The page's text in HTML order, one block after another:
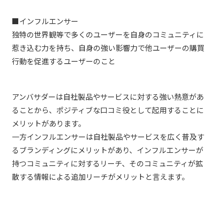
■インフルエンサー
独特の世界観等で多くのユーザーを自身のコミュニティに
惹き込む力を持ち、自身の強い影響力で他ユーザーの購買
行動を促進するユーザーのこと
アンバサダーは自社製品やサービスに対する強い熱意があ
ることから、ポジティブな口コミ役として起用することに
メリットがあります。
一方インフルエンサーは自社製品やサービスを広く普及す
るブランディングにメリットがあり、インフルエンサーが
持つコミュニティに対するリーチ、そのコミュニティが拡
散する情報による追加リーチがメリットと言えます。